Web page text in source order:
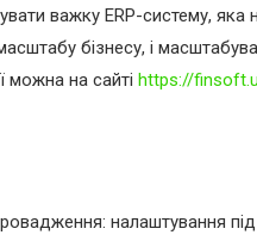
важку ERP-систему, яка
бізнесу, і
можна на сайті https://
налаштування під